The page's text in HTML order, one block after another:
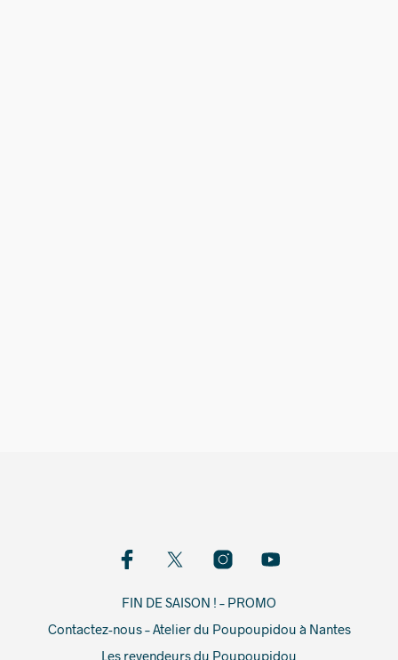
FIN DE SAISON ! – PROMO
Contactez-nous – Atelier du Poupoupidou à Nantes
Les revendeurs du Poupoupidou